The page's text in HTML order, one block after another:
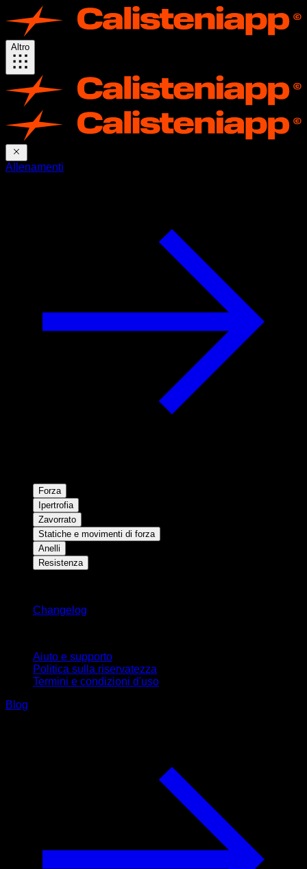
Altro
Allenamenti
Forza
Ipertrofia
Zavorrato
Statiche e movimenti di forza
Anelli
Resistenza
Changelog
Aiuto e supporto
Politica sulla riservatezza
Termini e condizioni d'uso
Blog